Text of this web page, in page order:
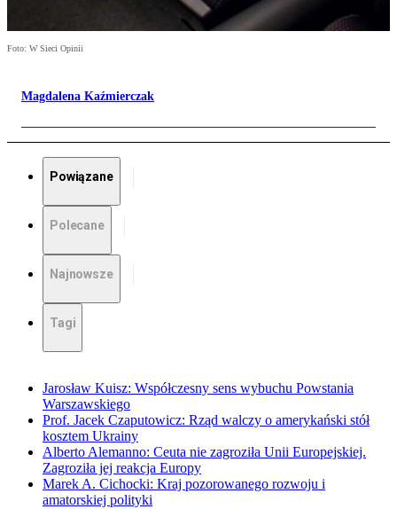
Foto: W Sieci Opinii
Magdalena Kaźmierczak
Powiązane
Polecane
Najnowsze
Tagi
Jarosław Kuisz: Współczesny sens wybuchu Powstania
Warszawskiego
Prof. Jacek Czaputowicz: Rząd walczy o amerykański stół
kosztem Ukrainy
Alberto Alemanno: Ceuta nie zagroziła Unii Europejskiej.
Zagroziła jej reakcja Europy
Marek A. Cichocki: Kraj pozorowanego rozwoju i
amatorskiej polityki